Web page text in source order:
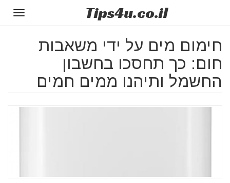
Tips4u.co.il
חימום מים על ידי משאבות
חום: כך תחסכו בחשבון
החשמל ותיהנו ממים חמים